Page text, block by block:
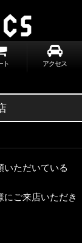
ト アクセス
いただいている
ご来店いただき